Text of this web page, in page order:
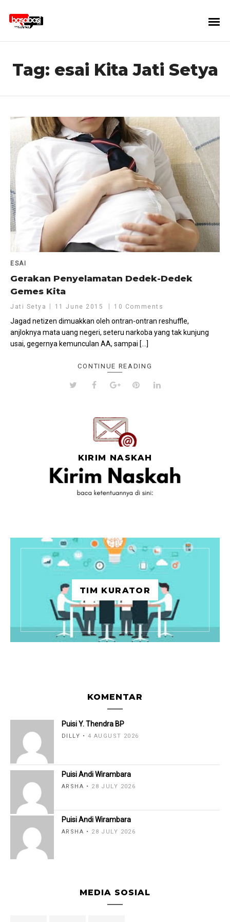
Tag: esai Kita Jati Setya
ESAI
Gerakan Penyelamatan Dedek-Dedek
Gemes Kita
Jati Setya 11 June 2015 10 Comments
Jagad netizen dimuakkan oleh ontran-ontran reshuffle,
anjloknya mata uang negeri, seteru narkoba yang tak kunjung
usai, gegernya kemunculan AA, sampai […]
CONTINUE READING
KIRIM NASKAH
TIM KURATOR
KOMENTAR
Puisi Y. Thendra BP
DILLY 4 AUGUST 2026
Puisi Andi Wirambara
ARSHA 28 JULY 2026
Puisi Andi Wirambara
ARSHA 28 JULY 2026
MEDIA SOSIAL